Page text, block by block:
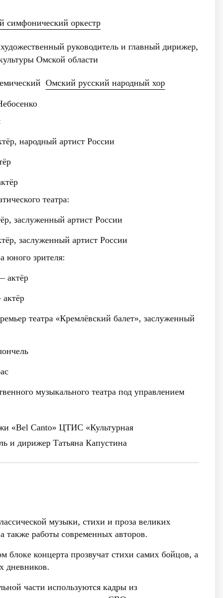
симфонический оркестр
руководитель и главный дирижер,
Омской области
Омский русский народный хор
народный артист России
театра:
заслуженный артист России
заслуженный артист России
юного зрителя:
актёр
театра «Кремлёвский балет», заслуженный
музыкального театра под управлением
«Bel Canto» ЦТИС «Культурная
и дирижер Татьяна Капустина
музыки, стихи и проза великих
также работы современных авторов.
блоке концерта прозвучат стихи самих бойцов, а
дневников.
части используются кадры из